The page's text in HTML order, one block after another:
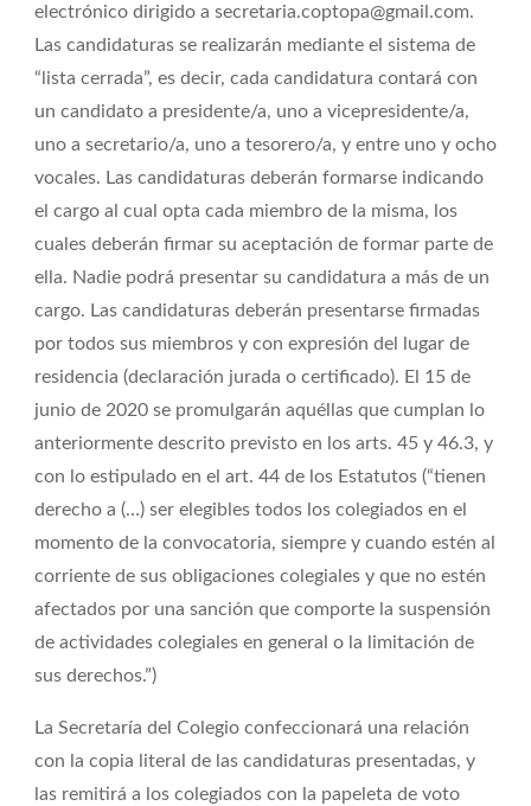
electrónico dirigido a secretaria.coptopa@gmail.com.
Las candidaturas se realizarán mediante el sistema de
“lista cerrada”, es decir, cada candidatura contará con
un candidato a presidente/a, uno a vicepresidente/a,
uno a secretario/a, uno a tesorero/a, y entre uno y ocho
vocales. Las candidaturas deberán formarse indicando
el cargo al cual opta cada miembro de la misma, los
cuales deberán firmar su aceptación de formar parte de
ella. Nadie podrá presentar su candidatura a más de un
cargo. Las candidaturas deberán presentarse firmadas
por todos sus miembros y con expresión del lugar de
residencia (declaración jurada o certificado). El 15 de
junio de 2020 se promulgarán aquéllas que cumplan lo
anteriormente descrito previsto en los arts. 45 y 46.3, y
con lo estipulado en el art. 44 de los Estatutos (“tienen
derecho a (…) ser elegibles todos los colegiados en el
momento de la convocatoria, siempre y cuando estén al
corriente de sus obligaciones colegiales y que no estén
afectados por una sanción que comporte la suspensión
de actividades colegiales en general o la limitación de
sus derechos.”)
La Secretaría del Colegio confeccionará una relación
con la copia literal de las candidaturas presentadas, y
las remitirá a los colegiados con la papeleta de voto